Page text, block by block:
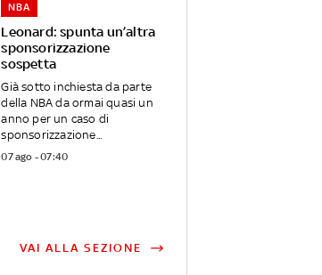
Leonard: spunta un’altra
sponsorizzazione
sospetta
NBA
Già sotto inchiesta da parte
della NBA da ormai quasi un
anno per un caso di
sponsorizzazione...
07 ago - 07:40
VAI ALLA SEZIONE